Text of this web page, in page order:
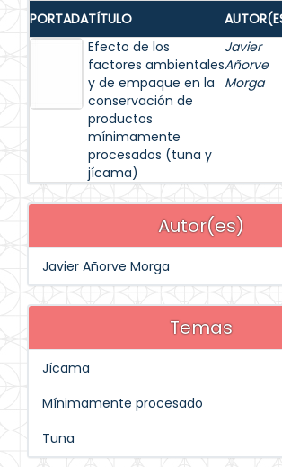
PORTADATÍTULO
Efecto de los
factores ambientales
y de empaque en la
conservación de
productos
mínimamente
procesados (tuna y
jícama)
Javier
Añorve
Morga
Autor(es)
Javier Añorve Morga
Temas
Jícama
Mínimamente procesado
Tuna